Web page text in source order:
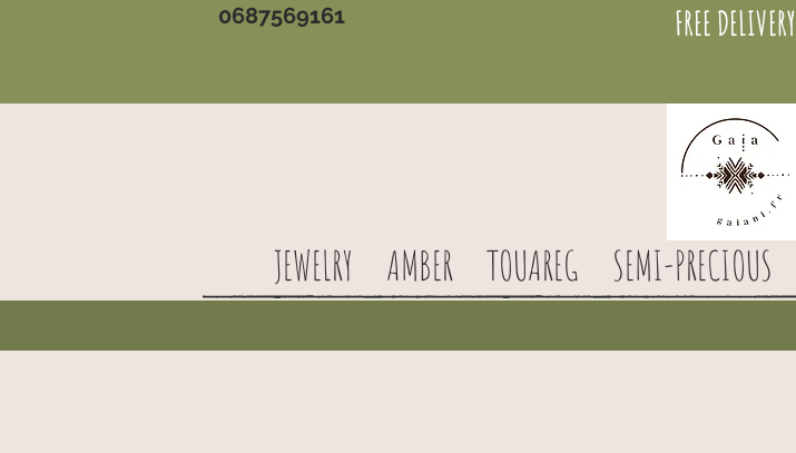
0687569161 FREE DELIVERY
JEWELRY AMBER TOUAREG SEMI-PRECIOUS